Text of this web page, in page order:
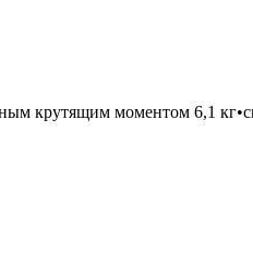
крутящим моментом 6,1